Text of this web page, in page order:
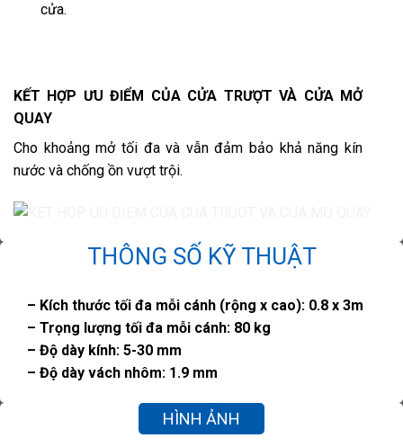
cửa.
KẾT HỢP ƯU ĐIỂM CỦA CỬA TRƯỢT VÀ CỬA MỞ
QUAY
Cho khoảng mở tối đa và vẫn đảm bảo khả năng kín
nước và chống ồn vượt trội.
THÔNG SỐ KỸ THUẬT
– Kích thước tối đa mỗi cánh (rộng x cao): 0.8 x 3m
– Trọng lượng tối đa mỗi cánh: 80 kg
– Độ dày kính: 5-30 mm
– Độ dày vách nhôm: 1.9 mm
HÌNH ẢNH